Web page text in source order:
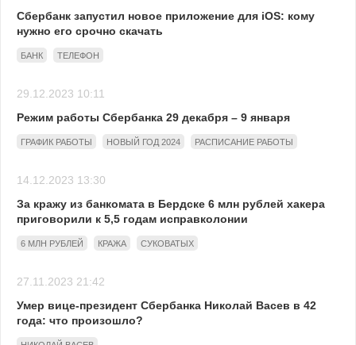
Сбербанк запустил новое приложение для iOS: кому
нужно его срочно скачать
БАНК ТЕЛЕФОН
29.12.2023 10:11
Режим работы Сбербанка 29 декабря – 9 января
ГРАФИК РАБОТЫ НОВЫЙ ГОД 2024 РАСПИСАНИЕ РАБОТЫ
14.12.2023 13:30
За кражу из банкомата в Бердске 6 млн рублей хакера
приговорили к 5,5 годам исправколонии
6 МЛН РУБЛЕЙ КРАЖА СУКОВАТЫХ
27.11.2023 21:42
Умер вице-президент Сбербанка Николай Васев в 42
года: что произошло?